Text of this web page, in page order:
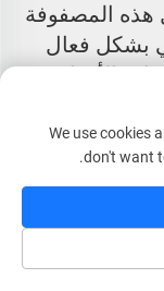
هذه المصفوفة
بشكل فعال
الأول يتمتع
خلال دمج
الأجنبية،
وتم إدراج
الجودة أولاً،
We use cookies
don't want